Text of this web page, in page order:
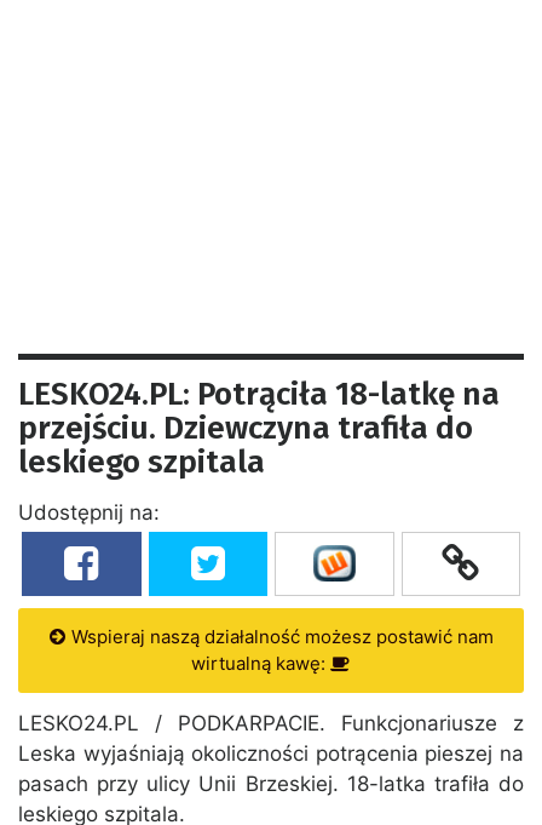
LESKO24.PL: Potrąciła 18-latkę na
przejściu. Dziewczyna trafiła do
leskiego szpitala
Udostępnij na:
Wspieraj naszą działalność możesz postawić nam
wirtualną kawę:
LESKO24.PL / PODKARPACIE. Funkcjonariusze z
Leska wyjaśniają okoliczności potrącenia pieszej na
pasach przy ulicy Unii Brzeskiej. 18-latka trafiła do
leskiego szpitala.